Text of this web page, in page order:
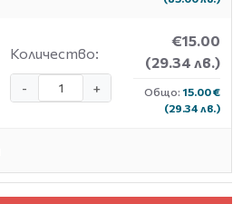
Количество:
- +
€15.00
(29.34 лв.)
Общо: 15.00 €
(29.34 лв.)